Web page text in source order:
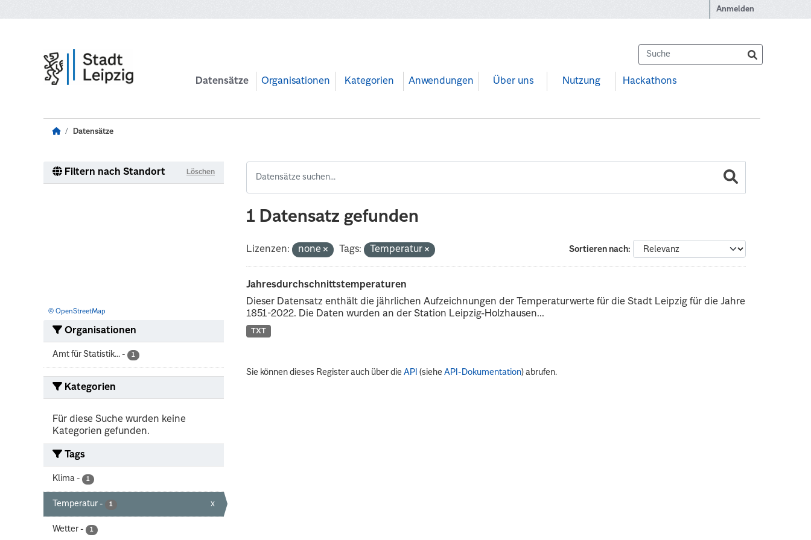
Anmelden
Datensätze Organisationen Kategorien Anwendungen Über uns Nutzung Hackathons
Datensätze
Filtern nach Standort Löschen
© OpenStreetMap
Organisationen
Amt für Statistik... - 1
Kategorien
Für diese Suche wurden keine
Kategorien gefunden.
Tags
Klima - 1
Temperatur - 1 x
Wetter - 1
1 Datensatz gefunden
Sortieren nach
Lizenzen: none Tags: Temperatur
Jahresdurchschnittstemperaturen
Dieser Datensatz enthält die jährlichen Aufzeichnungen der Temperaturwerte für die Stadt Leipzig für die Jahre
1851-2022. Die Daten wurden an der Station Leipzig-Holzhausen...
TXT
Sie können dieses Register auch über dieAPI (sieheAPI-Dokumentation) abrufen.